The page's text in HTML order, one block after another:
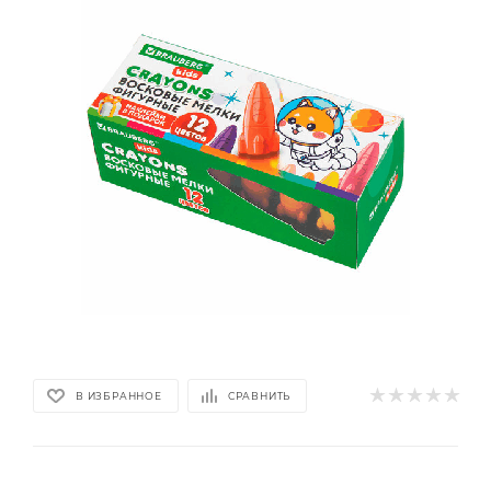
В ИЗБРАННОЕ СРАВНИТЬ